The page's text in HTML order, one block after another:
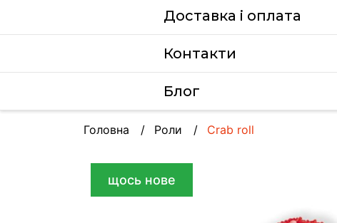
Доставка i оплата
Контакти
Блог
Головна Роли Crab roll
щось нове